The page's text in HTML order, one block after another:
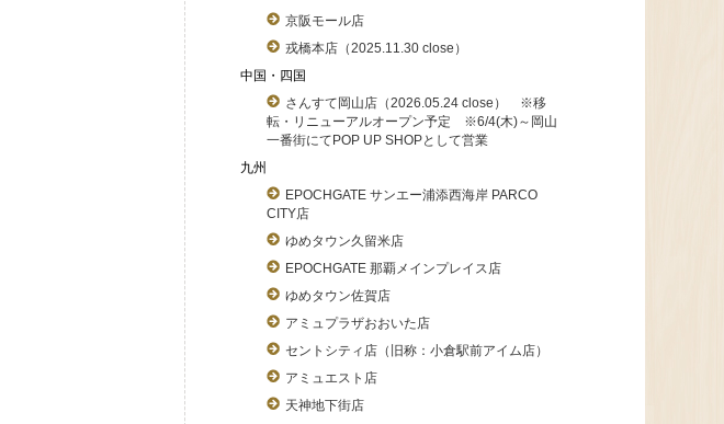
京阪モール店
戎橋本店（2025.11.30 close）
中国・四国
さんすて岡山店（2026.05.24 close） ※移
転・リニューアルオープン予定 ※6/4(木)～岡山
一番街にてPOP UP SHOPとして営業
九州
EPOCHGATE サンエー浦添西海岸 PARCO
CITY店
ゆめタウン久留米店
EPOCHGATE 那覇メインプレイス店
ゆめタウン佐賀店
アミュプラザおおいた店
セントシティ店（旧称：小倉駅前アイム店）
アミュエスト店
天神地下街店